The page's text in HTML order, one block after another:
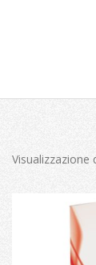
Visualizzazione